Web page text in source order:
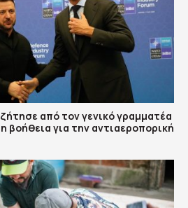
από τον γενικό γραμματέα
βοήθεια για την αντιαεροπορική